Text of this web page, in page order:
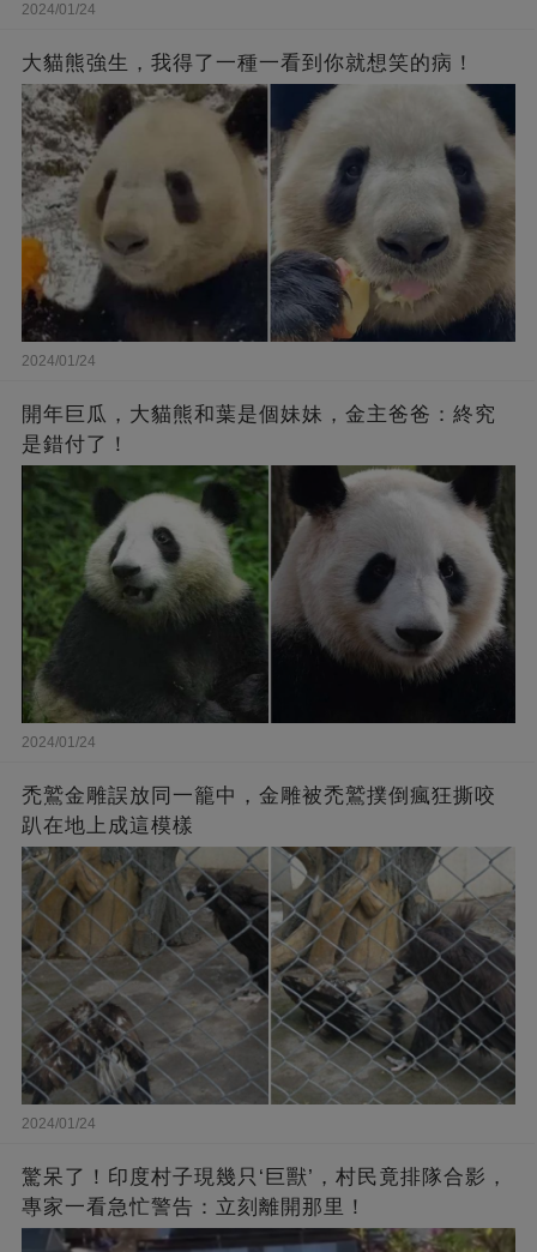
2024/01/24
大貓熊強生，我得了一種一看到你就想笑的病！
2024/01/24
開年巨瓜，大貓熊和葉是個妹妹，金主爸爸：終究
是錯付了！
2024/01/24
禿鷲金雕誤放同一籠中，金雕被禿鷲撲倒瘋狂撕咬
趴在地上成這模樣
2024/01/24
驚呆了！印度村子現幾只‘巨獸’，村民竟排隊合影，
專家一看急忙警告：立刻離開那里！